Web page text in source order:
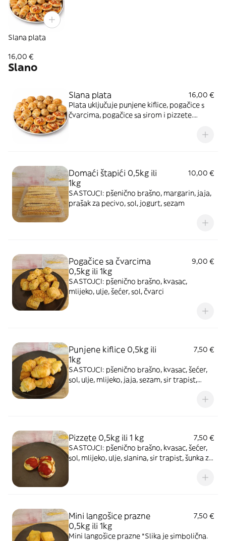
Slana plata
16,00 €
Slano
Slana plata
16,00 €
Plata uključuje punjene kiflice, pogačice s
čvarcima, pogačice sa sirom i pizzete.
Domaći štapići 0,5kg ili
1kg
10,00 €
SASTOJCI: pšenično brašno, margarin, jaja,
prašak za pecivo, sol, jogurt, sezam
Pogačice sa čvarcima
0,5kg ili 1kg
9,00 €
SASTOJCI: pšenično brašno, kvasac,
mlijeko, ulje, šećer, sol, čvarci
Punjene kiflice 0,5kg ili
1kg
7,50 €
SASTOJCI: pšenično brašno, kvasac, šećer,
sol, ulje, mlijeko, jaja, sezam, sir trapist,
Pizzete 0,5kg ili 1 kg
7,50 €
SASTOJCI: pšenično brašno, kvasac, šećer,
sol, mlijeko, ulje, slanina, sir trapist, šunka za
Mini langošice prazne
0,5kg ili 1kg
7,50 €
Mini langošice prazne *Slika je simbolična.